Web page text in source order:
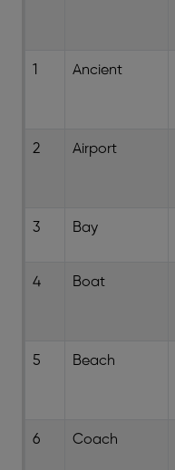
1 Ancient
2 Airport
3 Bay
4 Boat
5 Beach
6 Coach